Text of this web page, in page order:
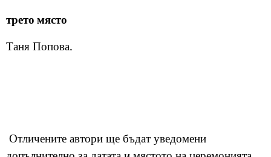
трето място
Таня Попова.
Отличените автори ще бъдат уведомени